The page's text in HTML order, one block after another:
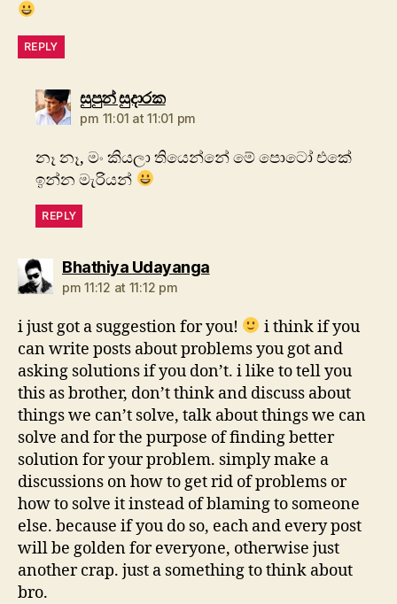
REPLY
සුපුන් සුදාරකsays:
pm 11:01 at 11:01 pm
නෑ නෑ, මං කියලා තියෙන්නේ මේ පොටෝ එකේ
ඉන්න මැරියන්
REPLY
Bhathiya Udayangasays:
pm 11:12 at 11:12 pm
i just got a suggestion for you!
i think if you
can write posts about problems you got and
asking solutions if you don’t. i like to tell you
this as brother, don’t think and discuss about
things we can’t solve, talk about things we can
solve and for the purpose of finding better
solution for your problem. simply make a
discussions on how to get rid of problems or
how to solve it instead of blaming to someone
else. because if you do so, each and every post
will be golden for everyone, otherwise just
another crap. just a something to think about
bro.